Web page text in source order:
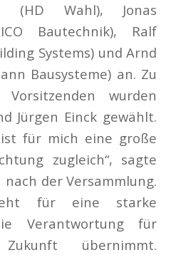
(HD Wahl), Jonas
Bautechnik), Ralf
Systems) und Arnd
Bausysteme) an. Zu
Vorsitzenden wurden
Jürgen Einck gewählt.
ist für mich eine große
zugleich“, sagte
der Versammlung.
für eine starke
Verantwortung für
übernimmt.